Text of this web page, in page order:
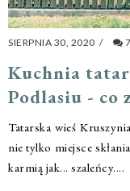
SIERPNIA 30, 2020 / 7
Kuchnia
Podlasiu - co
Tatarska wieś
nie tylko miejsce
karmią jak... szaleńcy....